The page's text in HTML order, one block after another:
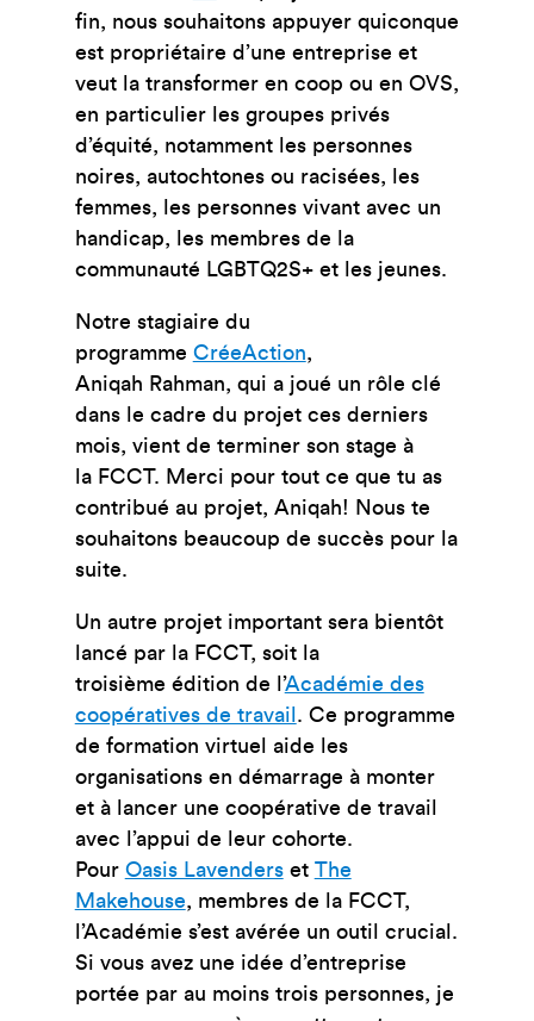
fin, nous souhaitons appuyer quiconque
est propriétaire d’une entreprise et
veut la transformer en coop ou en OVS,
en particulier les groupes privés
d’équité, notamment les personnes
noires, autochtones ou racisées, les
femmes, les personnes vivant avec un
handicap, les membres de la
communauté LGBTQ2S+ et les jeunes.
Notre stagiaire du
programme CréeAction,
Aniqah Rahman, qui a joué un rôle clé
dans le cadre du projet ces derniers
mois, vient de terminer son stage à
la FCCT. Merci pour tout ce que tu as
contribué au projet, Aniqah! Nous te
souhaitons beaucoup de succès pour la
suite.
Un autre projet important sera bientôt
lancé par la FCCT, soit la
troisième édition de l’Académie des
coopératives de travail . Ce programme
de formation virtuel aide les
organisations en démarrage à monter
et à lancer une coopérative de travail
avec l’appui de leur cohorte.
Pour Oasis Lavenderset The
Makehouse, membres de la FCCT,
l’Académie s’est avérée un outil crucial.
Si vous avez une idée d’entreprise
portée par au moins trois personnes, je